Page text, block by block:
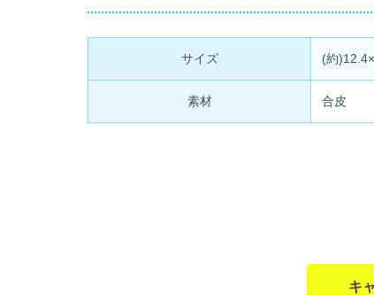
サイズ (約
素材 合皮
キ